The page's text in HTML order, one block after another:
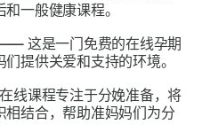
一般健康课程。
—— 这是一门免费的在线孕期
提供关爱和支持的环境。
线课程专注于分娩准备，将
相结合，帮助准妈妈们为分